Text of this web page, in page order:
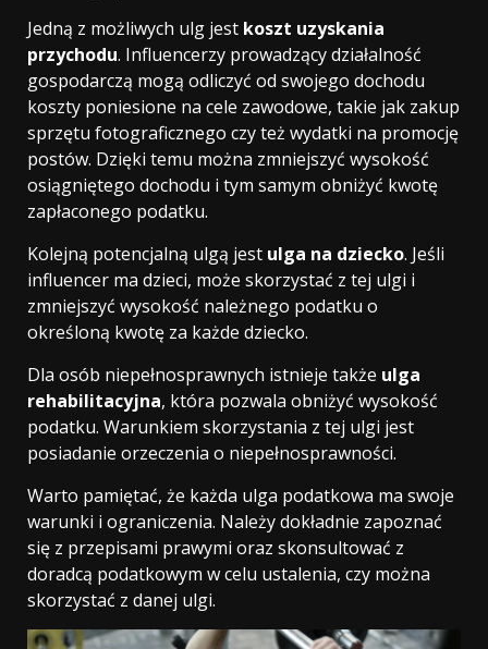
Jedną z możliwych ulg jest koszt uzyskania
przychodu. Influencerzy prowadzący działalność
gospodarczą mogą odliczyć od swojego dochodu
koszty poniesione na cele zawodowe, takie jak zakup
sprzętu fotograficznego czy też wydatki na promocję
postów. Dzięki temu można zmniejszyć wysokość
osiągniętego dochodu i tym samym obniżyć kwotę
zapłaconego podatku.
Kolejną potencjalną ulgą jest ulga na dziecko. Jeśli
influencer ma dzieci, może skorzystać z tej ulgi i
zmniejszyć wysokość należnego podatku o
określoną kwotę za każde dziecko.
Dla osób niepełnosprawnych istnieje także ulga
rehabilitacyjna, która pozwala obniżyć wysokość
podatku. Warunkiem skorzystania z tej ulgi jest
posiadanie orzeczenia o niepełnosprawności.
Warto pamiętać, że każda ulga podatkowa ma swoje
warunki i ograniczenia. Należy dokładnie zapoznać
się z przepisami prawymi oraz skonsultować z
doradcą podatkowym w celu ustalenia, czy można
skorzystać z danej ulgi.